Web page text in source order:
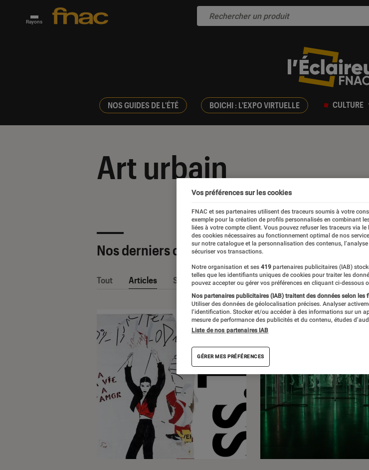
Rayons
NOS GUIDES DE L'ÉTÉ BOICHI : L'EXPO VIRTUELLE CULTURE
Art urbain
Nos derniers contenus
Tout Articles Sélections et guides
Vos préférences sur les cookies
FNAC et ses partenaires utilisent des traceurs soumis à votre
exemple pour la création de profils personnalisés en combinant
liées à votre compte client. Vous pouvez refuser les traceurs via
des cookies nécessaires au fonctionnement optimal de nos
sur notre catalogue et la personnalisation des contenus,
sécuriser vos transactions.
Notre organisation et ses 419 partenaires publicitaires (IAB)
telles que les identifiants uniques de cookies pour traiter les
pouvez accepter ou gérer vos préférences en cliquant ci-dessous
Nos partenaires publicitaires (IAB) traitent des données selon les
Utiliser des données de géolocalisation précises. Analyser
l’identification. Stocker et/ou accéder à des informations sur un
mesure de performance des publicités et du contenu, études
Liste de nos partenaires IAB
GÉRER MES PRÉFÉRENCES